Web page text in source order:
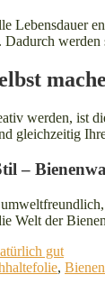
Lebensdauer
werden, ist
gleichzeitig
–
Welt der
gut
,